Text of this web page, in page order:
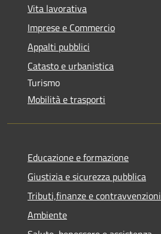
Vita lavorativa
Imprese e Commercio
Appalti pubblici
Catasto e urbanistica
Turismo
Mobilità e trasporti
Educazione e formazione
Giustizia e sicurezza pubblica
Tributi,finanze e contravvenzioni
Ambiente